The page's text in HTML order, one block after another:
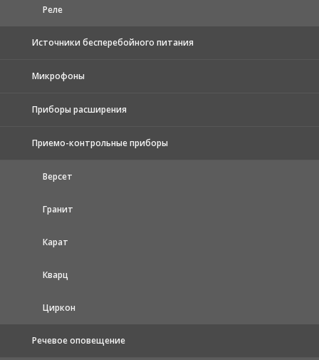
Реле
Источники бесперебойного питания
Микрофоны
Приборы расширения
Приемо-контрольные приборы
Версет
Гранит
Карат
Кварц
Циркон
Речевое оповещение